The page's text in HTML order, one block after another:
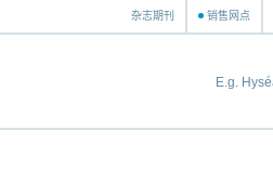
杂志期刊 销售网点